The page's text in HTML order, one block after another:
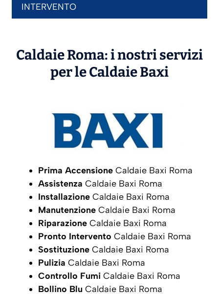
INTERVENTO
Caldaie Roma: i nostri servizi
per le CaldaieBaxi
Prima Accensione Caldaie Baxi Roma
Assistenza Caldaie Baxi Roma
Installazione Caldaie Baxi Roma
Manutenzione Caldaie Baxi Roma
Riparazione Caldaie Baxi Roma
Pronto Intervento Caldaie Baxi Roma
Sostituzione Caldaie Baxi Roma
Pulizia Caldaie Baxi Roma
Controllo Fumi Caldaie Baxi Roma
Bollino Blu Caldaie Baxi Roma